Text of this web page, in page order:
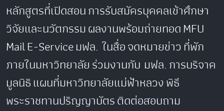
หลักสูตรที่เปิดสอนการรับสมัครบุคคลเข้าศึกษา
วิจัยและนวัตกรรมผลงานพร้อมถ่ายทอดMFU
MailE-Serviceมฟล. ในสื่อจดหมายข่าวที่พัก
ภายในมหาวิทยาลัยร่วมงานกับ มฟล.การบริจาค
มูลนิธิแผนที่มหาวิทยาลัยแม่ฟ้าหลวงพิธี
พระราชทานปริญญาบัตรติดต่อสอบถาม